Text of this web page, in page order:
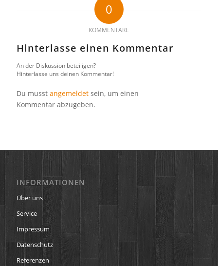
0
KOMMENTARE
Hinterlasse einen Kommentar
An der Diskussion beteiligen?
Hinterlasse uns deinen Kommentar!
Du musst angemeldetsein, um einen
Kommentar abzugeben.
INFORMATIONEN
Über uns
Service
Impressum
Datenschutz
Referenzen